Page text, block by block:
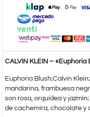
CALVIN KLEIN – «Euphoria
Euphoria Blush;Calvin
mandarina, frambuesa
son rosa, orquídea y
de cachemira, chocolate y